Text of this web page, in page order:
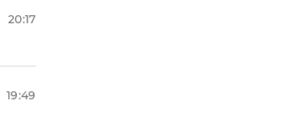
20:17
19:49